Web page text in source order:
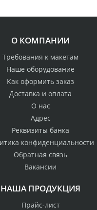
О КОМПАНИИ
Требования к макетам
Наше оборудование
Как оформить заказ
Доставка и оплата
О нас
Адрес
Реквизиты банка
конфиденциальности
Обратная связь
Вакансии
НАША ПРОДУКЦИЯ
Прайс-лист